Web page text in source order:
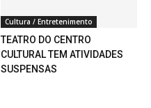
Cultura / Entretenimento
TEATRO DO CENTRO
CULTURAL TEM ATIVIDADES
SUSPENSAS